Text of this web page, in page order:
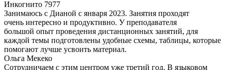
Инкогнито 7977
Занимаюсь с Дианой с января 2023. Занятия проходят
очень интересно и продуктивно. У преподавателя
большой опыт проведения дистанционных занятий, для
каждой темы подготовлены удобные схемы, таблицы, которые
помогают лучше усвоить материал.
Ольга Мекеко
Сотрудничаем с этим центром уже третий год. В языковом